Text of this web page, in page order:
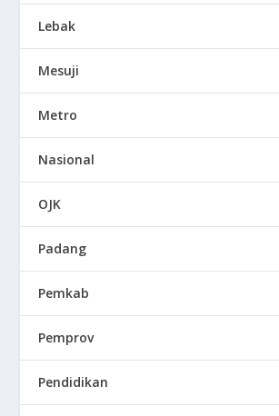
Lebak
Mesuji
Metro
Nasional
OJK
Padang
Pemkab
Pemprov
Pendidikan